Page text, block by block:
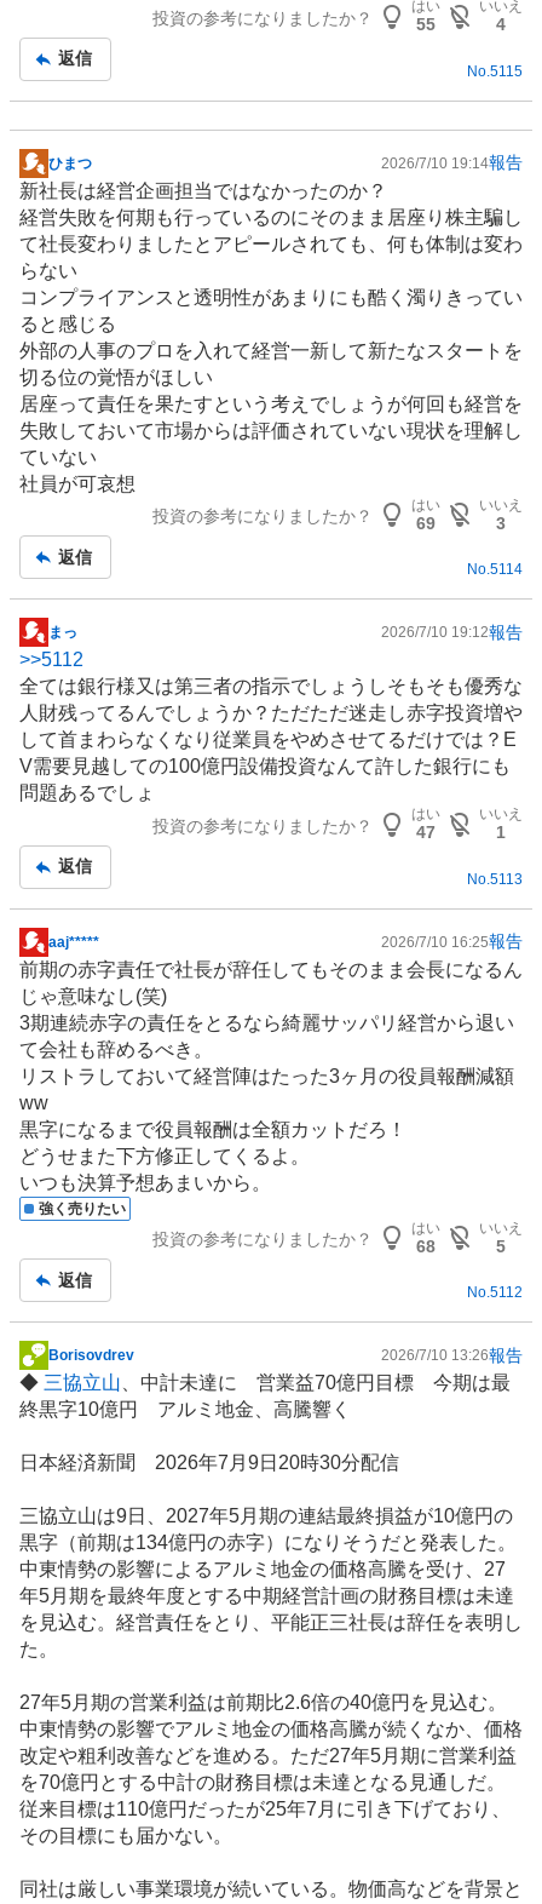
投資の参考になりましたか？
はい
55
いいえ
4
返信
No. 5115
掲
示
板
記
事
ひまつ 2026/7/10 19:14報告
新社長は経営企画担当ではなかったのか？
経営失敗を何期も行っているのにそのまま居座り株主騙し
て社長変わりましたとアピールされても、何も体制は変わ
らない
コンプライアンスと透明性があまりにも酷く濁りきってい
ると感じる
外部の人事のプロを入れて経営一新して新たなスタートを
切る位の覚悟がほしい
居座って責任を果たすという考えでしょうが何回も経営を
失敗しておいて市場からは評価されていない現状を理解し
ていない
社員が可哀想
投資の参考になりましたか？
はい
69
いいえ
3
返信
No.5114
掲
示
板
記
事
まっ 2026/7/10 19:12報告
>>5112
全ては銀行様又は第三者の指示でしょうしそもそも優秀な
人財残ってるんでしょうか？ただただ迷走し赤字投資増や
して首まわらなくなり従業員をやめさせてるだけでは？E
V需要見越しての100億円設備投資なんて許した銀行にも
問題あるでしょ
投資の参考になりましたか？
はい
47
いいえ
1
返信
No. 5113
掲
示
板
記
事
aaj***** 2026/7/10 16:25報告
前期の赤字責任で社長が辞任してもそのまま会長になるん
じゃ意味なし(笑)
3期連続赤字の責任をとるなら綺麗サッパリ経営から退い
て会社も辞めるべき。
リストラしておいて経営陣はたった3ヶ月の役員報酬減額
ww
黒字になるまで役員報酬は全額カットだろ！
どうせまた下方修正してくるよ。
いつも決算予想あまいから。
強く売りたい
投資の参考になりましたか？
はい
68
いいえ
5
返信
No.5112
掲
示
板
事
Borisovdrev 2026/7/10 13:26報告
◆ 三協立山 、中計未達に 営業益70億円目標 今期は最
終黒字10億円 アルミ地金、高騰響く
日本経済新聞 2026年7月9日20時30分配信
三協立山は9日、2027年5月期の連結最終損益が10億円の
黒字（前期は134億円の赤字）になりそうだと発表した。
中東情勢の影響によるアルミ地金の価格高騰を受け、27
年5月期を最終年度とする中期経営計画の財務目標は未達
を見込む。経営責任をとり、平能正三社長は辞任を表明し
た。
27年5月期の営業利益は前期比2.6倍の40億円を見込む。
中東情勢の影響でアルミ地金の価格高騰が続くなか、価格
改定や粗利改善などを進める。ただ27年5月期に営業利益
を70億円とする中計の財務目標は未達となる見通しだ。
従来目標は110億円だったが25年7月に引き下げており、
その目標にも届かない。
同社は厳しい事業環境が続いている。物価高などを背景と